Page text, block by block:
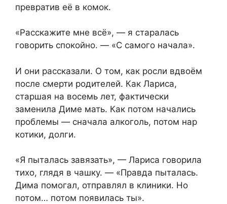
превратив её в комок.
«Расскажите мне всё», — я старалась
говорить спокойно. — «С самого начала».
И они рассказали. О том, как росли вдвоём
после смерти родителей. Как Лариса,
старшая на восемь лет, фактически
заменила Диме мать. Как потом начались
проблемы — сначала алкоголь, потом нар
котики, долги.
«Я пыталась завязать», — Лариса говорила
тихо, глядя в чашку. — «Правда пыталась.
Дима помогал, отправлял в клиники. Но
потом… потом появилась ты».